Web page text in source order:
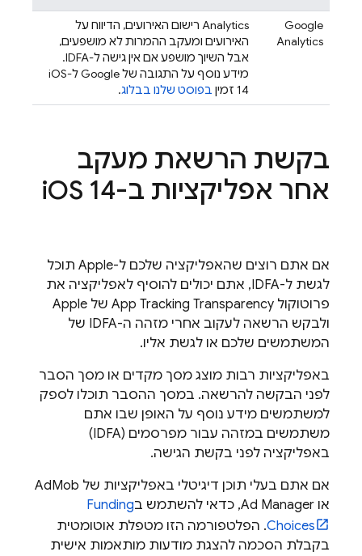
Google
Analytics
Analytics רישום האירועים, הדיווח על
האירועים ומעקב ההמרות לא מושפעים,
אבל השיוך מושפע אם אין גישה ל-IDFA.
מידע נוסף על התגובה של Google ל-iOS
14 זמין
בפוסט שלנו בבלוג.
בקשת הרשאת מעקב
אחר אפליקציות ב-iOS 14
אם אתם רוצים שהאפליקציה שלכם ל-Apple תוכל
לגשת ל-IDFA, אתם יכולים להוסיף לאפליקציה את
פרוטוקול App Tracking Transparency של Apple
ולבקש הרשאה לעקוב אחרי מזהה ה-IDFA של
המשתמשים שלכם או לגשת אליו.
באפליקציות רבות מוצג מסך מקדים או מסך הסבר
לפני הבקשה להרשאה. במסך ההסבר תוכלו לספק
למשתמשים מידע נוסף על האופן שבו אתם
משתמשים במזהה עבור מפרסמים (IDFA)
באפליקציה לפני בקשת הגישה.
אם אתם בעלי תוכן דיגיטלי באפליקציות של AdMob
או Ad Manager, כדאי להשתמש ב
Funding
Choices. הפלטפורמה הזו מטפלת אוטומטית
בקבלת הסכמה להצגת מודעות מותאמות אישית